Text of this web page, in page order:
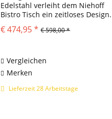
Edelstahl verleiht dem Niehoff
Bistro Tisch ein zeitloses Design.
Die schlichte, rechteckige Platte
aus massivem Teakholz
€ 474,95 * € 598,00 *
Vergleichen
Merken
Lieferzeit 28 Arbeitstage